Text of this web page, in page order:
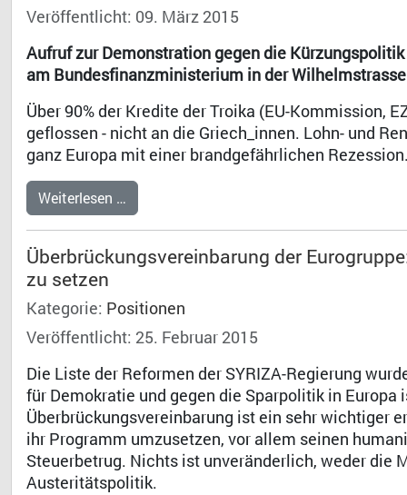
Veröffentlicht: 09. März 2015
Aufruf zur Demonstration gegen die
am Bundesfinanzministerium in der
Über 90% der Kredite der Troika (EU-Kommission,
geflossen - nicht an die Griech_innen. Lohn- und
ganz Europa mit einer brandgefährlichen
Weiterlesen …
Überbrückungsvereinbarung der
zu setzen
Kategorie: Positionen
Veröffentlicht: 25. Februar 2015
Die Liste der Reformen der SYRIZA-Regierung
für Demokratie und gegen die Sparpolitik in
Überbrückungsvereinbarung ist ein sehr wichtiger
ihr Programm umzusetzen, vor allem seinen
Steuerbetrug. Nichts ist unveränderlich, weder die
Austeritätspolitik.